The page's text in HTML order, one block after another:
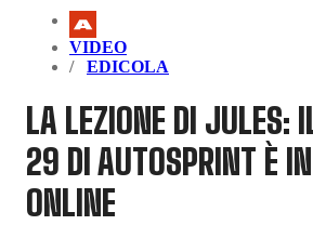
VIDEO
EDICOLA
LA LEZIONE DI JULES:
29 DI AUTOSPRINT È
ONLINE